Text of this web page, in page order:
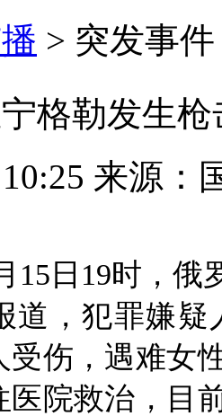
> 突发事件
格勒发生
来源：
15日19时，
道，犯罪嫌
受伤，遇难女
医院救治，目